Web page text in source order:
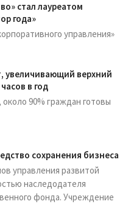
стал лауреатом
года»
управления»
увеличивающий верхний
в год
90% граждан готовы
сохранения бизнеса
управления развитой
наследодателя
фонда. Учреждение